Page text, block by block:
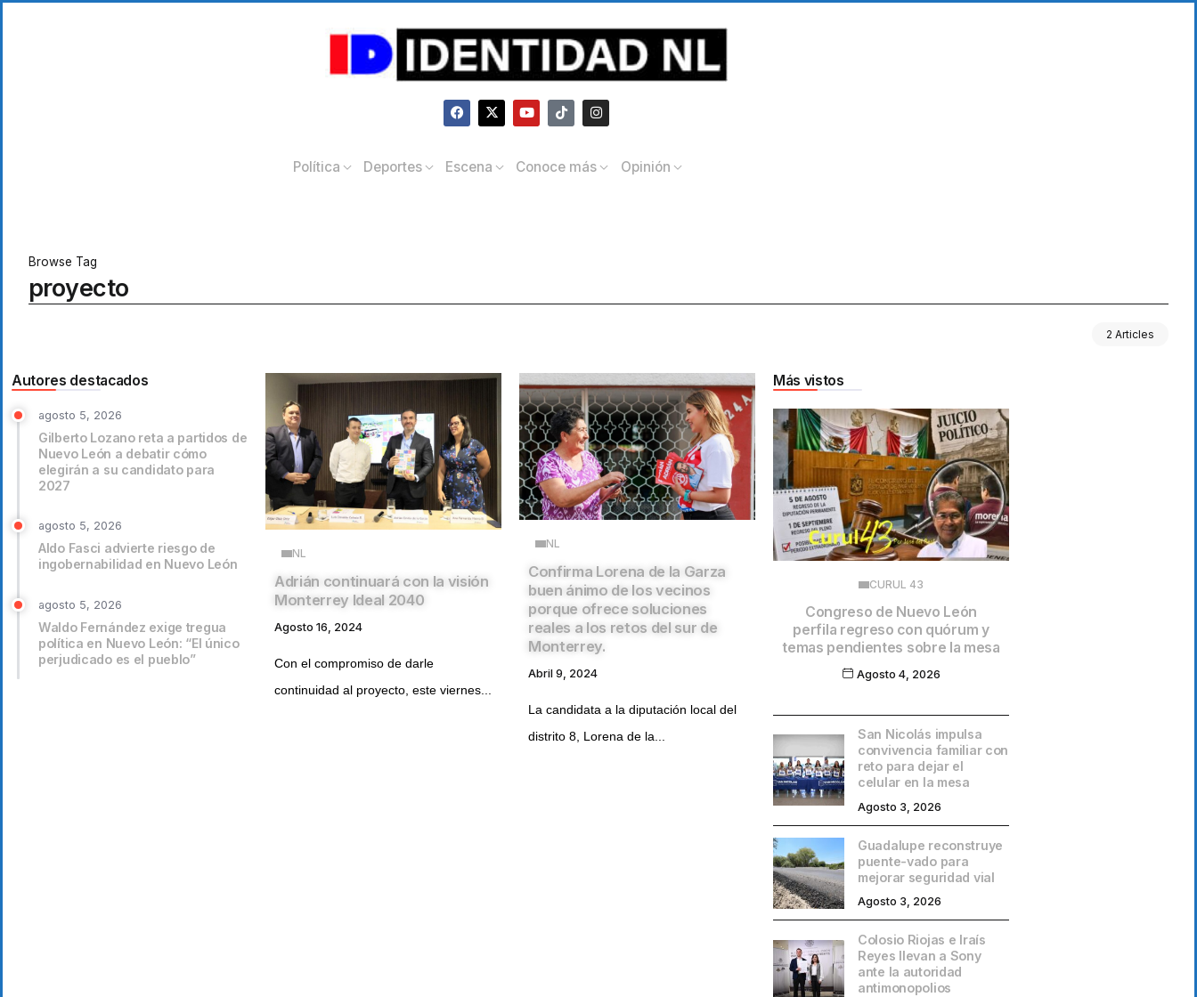
Política Deportes Escena Conoce más Opinión
Browse Tag
proyecto
2 Articles
Autores destacados
agosto 5, 2026
Gilberto Lozano reta a partidos de
Nuevo León a debatir cómo
elegirán a su candidato para
2027
agosto 5, 2026
Aldo Fasci advierte riesgo de
ingobernabilidad en Nuevo León
agosto 5, 2026
Waldo Fernández exige tregua
política en Nuevo León: “El único
perjudicado es el pueblo”
NL
Adrián continuará con la visión
Monterrey Ideal 2040
Agosto 16, 2024
Con el compromiso de darle
continuidad al proyecto, este viernes...
NL
Confirma Lorena de la Garza
buen ánimo de los vecinos
porque ofrece soluciones
reales a los retos del sur de
Monterrey.
Abril 9, 2024
La candidata a la diputación local del
distrito 8, Lorena de la...
Más vistos
CURUL 43
Congreso de Nuevo León
perfila regreso con quórum y
temas pendientes sobre la mesa
Agosto 4, 2026
San Nicolás impulsa
convivencia familiar con
reto para dejar el
celular en la mesa
Agosto 3, 2026
Guadalupe reconstruye
puente-vado para
mejorar seguridad vial
Agosto 3, 2026
Colosio Riojas e Iraís
Reyes llevan a Sony
ante la autoridad
antimonopolios